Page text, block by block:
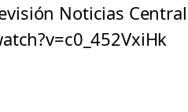
Noticias